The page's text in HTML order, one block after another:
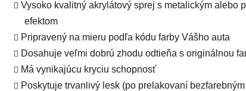
Vysoko kvalitný akrylátový sprej s metalickým alebo
efektom
Pripravený na mieru podľa kódu farby Vášho auta
Dosahuje veľmi dobrú zhodu odtieňa s originálnou
Má vynikajúcu kryciu schopnosť
Poskytuje trvanlivý lesk (po prelakovaní